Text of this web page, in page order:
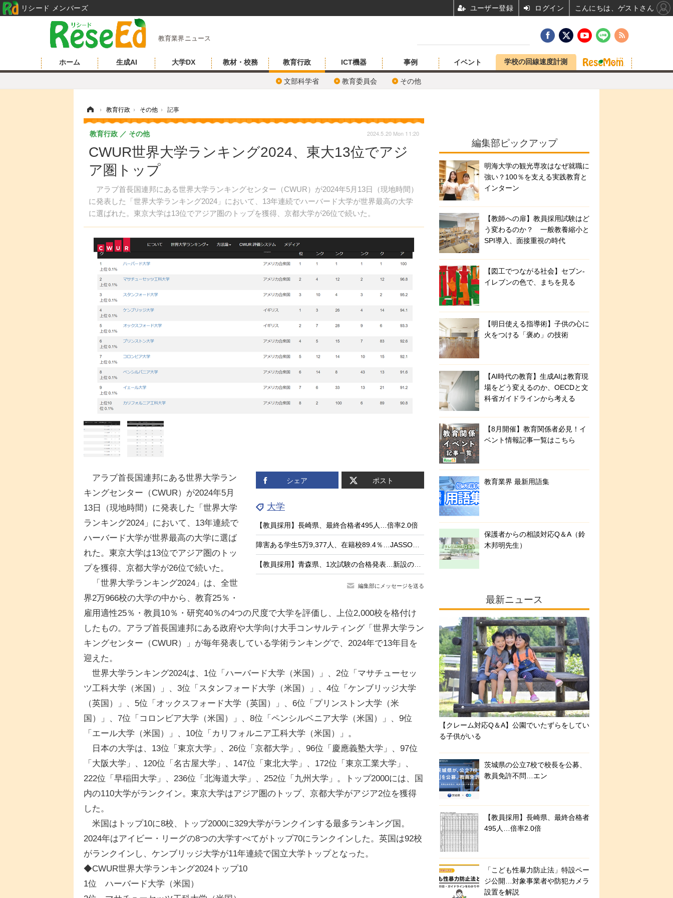
教育業界ニュース
ホーム 生成AI 大学DX 教材・校務 教育行政
文部科学省 教育委員会 その他
ICT機器 事例 イベント 学校の回線速度計測
› 教育行政 › その他 › 記事
CWUR世界大学ランキング2024、東大13位でアジ
ア圏トップ
アラブ首長国連邦にある世界大学ランキングセンター（CWUR）が2024年5月13日（現地時間）
に発表した「世界大学ランキング2024」において、13年連続でハーバード大学が世界最高の大学
に選ばれた。東京大学は13位でアジア圏のトップを獲得、京都大学が26位で続いた。
教育行政 その他 2024.5.20 Mon 11:20
シェア ポスト
大学
【教員採用】長崎県、最終合格者495人…倍率2.0倍
障害ある学生5万9,377人、在籍校89.4％…JASSO調査
【教員採用】青森県、1次試験の合格発表…新設の大3生選考115人が通過
編集部にメッセージを送る
アラブ首長国連邦にある世界大学ラン
キングセンター（CWUR）が2024年5月
13日（現地時間）に発表した「世界大学
ランキング2024」において、13年連続で
ハーバード大学が世界最高の大学に選ば
れた。東京大学は13位でアジア圏のトッ
プを獲得、京都大学が26位で続いた。
「世界大学ランキング2024」は、全世
界2万966校の大学の中から、教育25％・
雇用適性25％・教員10％・研究40％の4つの尺度で大学を評価し、上位2,000校を格付け
したもの。アラブ首長国連邦にある政府や大学向け大手コンサルティング「世界大学ラン
キングセンター（CWUR）」が毎年発表している学術ランキングで、2024年で13年目を
迎えた。
世界大学ランキング2024は、1位「ハーバード大学（米国）」、2位「マサチューセッ
ツ工科大学（米国）」、3位「スタンフォード大学（米国）」、4位「ケンブリッジ大学
（英国）」、5位「オックスフォード大学（英国）」、6位「プリンストン大学（米
国）」、7位「コロンビア大学（米国）」、8位「ペンシルベニア大学（米国）」、9位
「エール大学（米国）」、10位「カリフォルニア工科大学（米国）」。
日本の大学は、13位「東京大学」、26位「京都大学」、96位「慶應義塾大学」、97位
「大阪大学」、120位「名古屋大学」、147位「東北大学」、172位「東京工業大学」、
222位「早稲田大学」、236位「北海道大学」、252位「九州大学」。トップ2000には、国
内の110大学がランクイン。東京大学はアジア圏のトップ、京都大学がアジア2位を獲得
した。
米国はトップ10に8校、トップ2000に329大学がランクインする最多ランキング国。
2024年はアイビー・リーグの8つの大学すべてがトップ70にランクインした。英国は92校
がランクインし、ケンブリッジ大学が11年連続で国立大学トップとなった。
◆CWUR世界大学ランキング2024トップ10
1位 ハーバード大学（米国）
編集部ピックアップ
明海大学の観光専攻はなぜ就職に
強い？100％を支える実践教育と
インターン
【教師への扉】教員採用試験はど
う変わるのか？ 一般教養縮小と
SPI導入、面接重視の時代
【図工でつながる社会】セブン‐
イレブンの色で、まちを見る
【明日使える指導術】子供の心に
火をつける「褒め」の技術
【AI時代の教育】生成AIは教育現
場をどう変えるのか、OECDと文
科省ガイドラインから考える
【8月開催】教育関係者必見！イ
ベント情報記事一覧はこちら
教育業界 最新用語集
保護者からの相談対応Q＆A（鈴
木邦明先生）
最新ニュース
【クレーム対応Q＆A】公園でいたずらをしてい
る子供がいる
茨城県の公立7校で校長を公募、
教員免許不問…エン
【教員採用】長崎県、最終合格者
495人…倍率2.0倍
「こども性暴力防止法」特設ペー
ジ公開…対象事業者や防犯カメラ
設置を解説
リシード メンバーズ ユーザー登録 ログイン こんにちは、ゲストさん